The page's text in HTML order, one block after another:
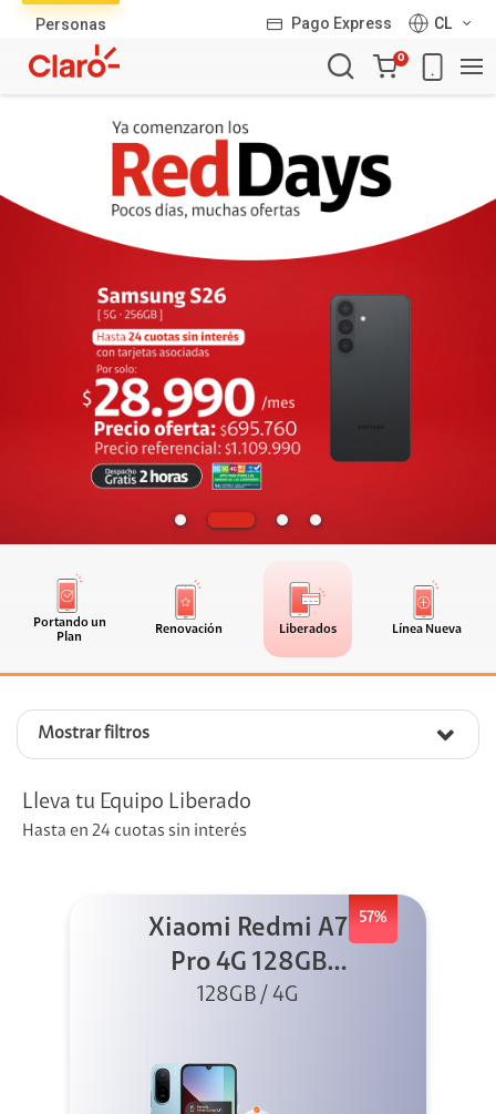
Personas Pago Express
CL
Carro
de
0
Portando un
Plan
Renovación Liberados Línea Nueva
Mostrar filtros
productos
Lleva tu Equipo Liberado
Hasta en 24 cuotas sin interés
57%
Xiaomi Redmi A7
Pro 4G 128GB
Azul + Cargador
128GB / 4G